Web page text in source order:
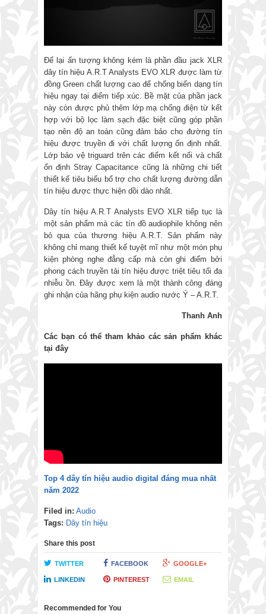
Để lại ấn tượng không kém là phần đầu jack XLR
dây tín hiệu A.R.T Analysts EVO XLR được làm từ
đồng Green chất lượng cao để chống biến dạng tín
hiệu ngay tại điểm tiếp xúc. Bề mặt của phần jack
này còn được phủ thêm lớp mạ chống điện từ kết
hợp với bộ lọc làm sạch đặc biệt cũng góp phần
tạo nên độ an toàn cũng đảm bảo cho đường tín
hiệu được truyền đi với chất lượng ổn định nhất.
Lớp bảo vệ triguard trên các điểm kết nối và chất
ổn định Stray Capacitance cũng là những chi tiết
thiết kế tiêu biểu bổ trợ cho chất lượng đường dẫn
tín hiệu được thực hiện dồi dào nhất.
Dây tín hiệu A.R.T Analysts EVO XLR tiếp tục là
một sản phẩm mà các tín đồ audiophile không nên
bỏ qua của thương hiệu A.R.T. Sản phẩm này
không chỉ mang thiết kế tuyệt mĩ như một món phụ
kiện phòng nghe đẳng cấp mà còn ghi điểm bởi
phong cách truyền tải tín hiệu được triệt tiêu tối đa
nhiễu ồn. Đây được xem là một thành công đáng
ghi nhận của hãng phụ kiện audio nước Ý – A.R.T.
Thanh Anh
Các bạn có thể tham khảo các sản phẩm khác
tại đây
Top 4 dây tín hiệu audio digital đáng mua nhất
năm 2022
Filed in: Audio
Tags: Dây tín hiệu
Share this post
TWITTER FACEBOOK GOOGLE+
LINKEDIN PINTEREST EMAIL
Recommended for You